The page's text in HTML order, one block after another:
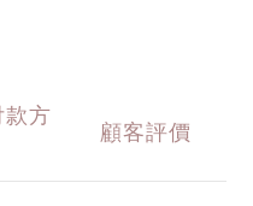
方
顧客評價